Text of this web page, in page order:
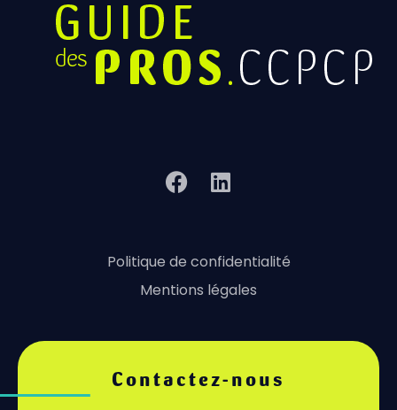
Politique de confidentialité
Mentions légales
Contactez-nous